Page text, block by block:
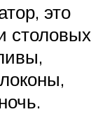
это
столовых